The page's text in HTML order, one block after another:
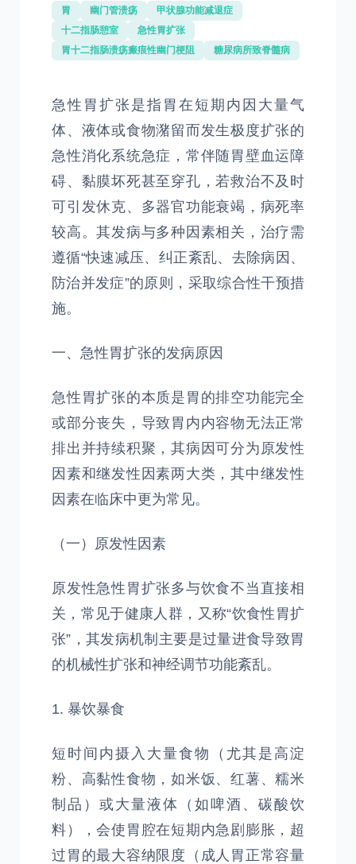
胃 幽门管溃疡
甲状腺功能减退症
十二指肠憩室
急性胃扩张
胃十二指肠溃疡瘢痕性幽门梗阻
糖尿病所致脊髓病
急性胃扩张是指胃在短期内因大量气
体、液体或食物潴留而发生极度扩张的
急性消化系统急症，常伴随胃壁血运障
碍、黏膜坏死甚至穿孔，若救治不及时
可引发休克、多器官功能衰竭，病死率
较高。其发病与多种因素相关，治疗需
遵循“快速减压、纠正紊乱、去除病因、
防治并发症”的原则，采取综合性干预措
施。
一、急性胃扩张的发病原因
急性胃扩张的本质是胃的排空功能完全
或部分丧失，导致胃内内容物无法正常
排出并持续积聚，其病因可分为原发性
因素和继发性因素两大类，其中继发性
因素在临床中更为常见。
（一）原发性因素
原发性急性胃扩张多与饮食不当直接相
关，常见于健康人群，又称“饮食性胃扩
张”，其发病机制主要是过量进食导致胃
的机械性扩张和神经调节功能紊乱。
1. 暴饮暴食
短时间内摄入大量食物（尤其是高淀
粉、高黏性食物，如米饭、红薯、糯米
制品）或大量液体（如啤酒、碳酸饮
料），会使胃腔在短期内急剧膨胀，超
过胃的最大容纳限度（成人胃正常容量